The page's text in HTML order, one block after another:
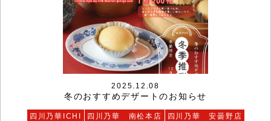
2025.12.08
冬のおすすめデザートのお知らせ
四川乃華ICHI 四川乃華 南松本店
四川乃華 安曇野店